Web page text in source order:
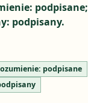
podpisane;
podpisany.
podpisane